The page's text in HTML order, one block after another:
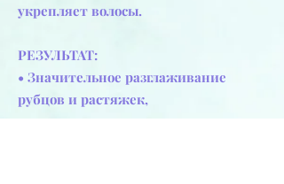
укрепляет волосы.
РЕЗУЛЬТАТ:
• Значительное разглаживание
рубцов и растяжек,
• укрепление роста и